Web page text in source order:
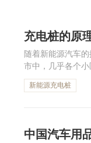
充电桩的原
随着新能源汽车
市中，几乎各个
率、收费、安装使
新能源充电桩
中国汽车用